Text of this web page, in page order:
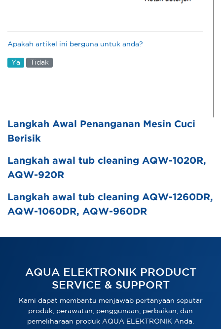
Apakah artikel ini berguna untuk anda?
Ya Tidak
Langkah Awal Penanganan Mesin Cuci
Berisik
Langkah awal tub cleaning AQW-1020R,
AQW-920R
Langkah awal tub cleaning AQW-1260DR,
AQW-1060DR, AQW-960DR
AQUA ELEKTRONIK PRODUCT
SERVICE & SUPPORT
Kami dapat membantu menjawab pertanyaan seputar
produk, perawatan, penggunaan, perbaikan, dan
pemeliharaan produk AQUA ELEKTRONIK Anda.